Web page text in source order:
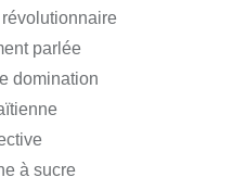
parlée
domination
à sucre